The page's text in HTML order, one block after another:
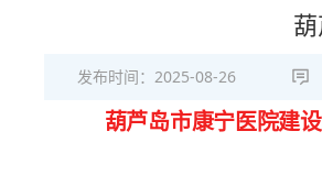
发布时间： 2025-08-26
葫芦岛市康宁医院建